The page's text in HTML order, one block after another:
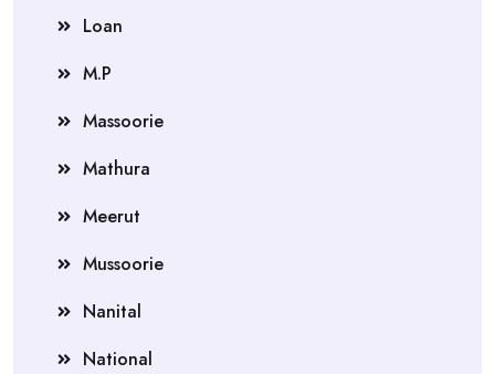
Loan
M.P
Massoorie
Mathura
Meerut
Mussoorie
Nanital
National